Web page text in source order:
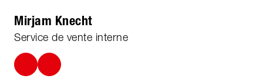
Mirjam Knecht
Service de vente interne